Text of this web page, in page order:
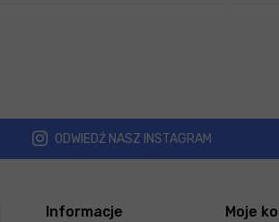
ODWIEDŹ NASZ INSTAGRAM
Informacje Moje